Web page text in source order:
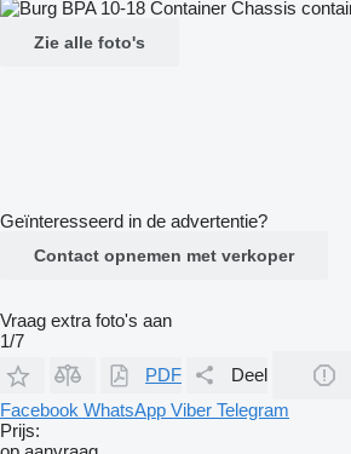
Zie alle foto's
Geïnteresseerd in de advertentie?
Contact opnemen met verkoper
Vraag extra foto's aan
1/7
PDF
Deel
Facebook WhatsApp Viber Telegram
Prijs: